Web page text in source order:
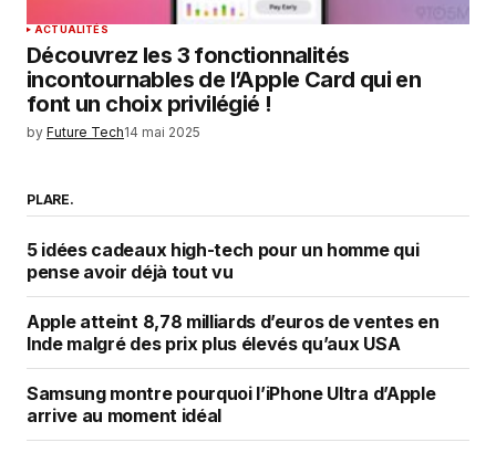
ACTUALITÉS
Découvrez les 3 fonctionnalités
incontournables de l’Apple Card qui en
font un choix privilégié !
by Future Tech14 mai 2025
PLARE.
5 idées cadeaux high-tech pour un homme qui
pense avoir déjà tout vu
Apple atteint 8,78 milliards d’euros de ventes en
Inde malgré des prix plus élevés qu’aux USA
Samsung montre pourquoi l’iPhone Ultra d’Apple
arrive au moment idéal